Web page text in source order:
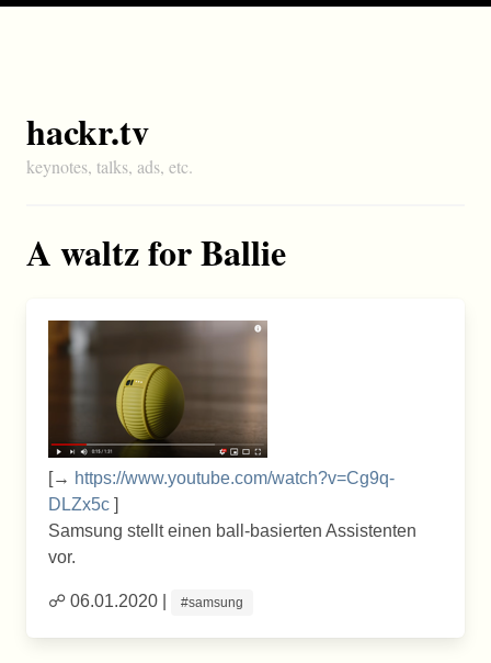
hackr.tv
keynotes, talks, ads, etc.
A waltz for Ballie
[→ https://www.youtube.com/watch?v=Cg9q-
DLZx5c ]
Samsung stellt einen ball-basierten Assistenten
vor.
☍ 06.01.2020 | #samsung